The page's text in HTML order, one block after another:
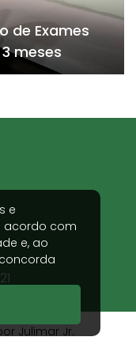
de Exames
meses
e
acordo com
e, ao
Julimar Jr.